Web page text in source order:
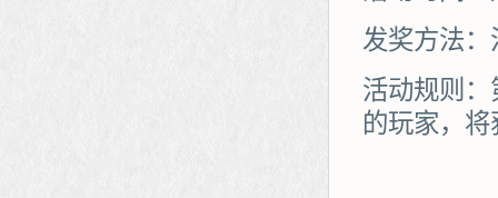
发奖方法
活动规则
的玩家，